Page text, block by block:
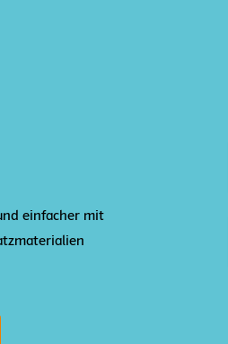
einfacher mit